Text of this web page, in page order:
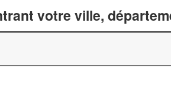
votre ville,